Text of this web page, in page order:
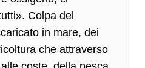
Colpa del
in mare, dei
che attraverso